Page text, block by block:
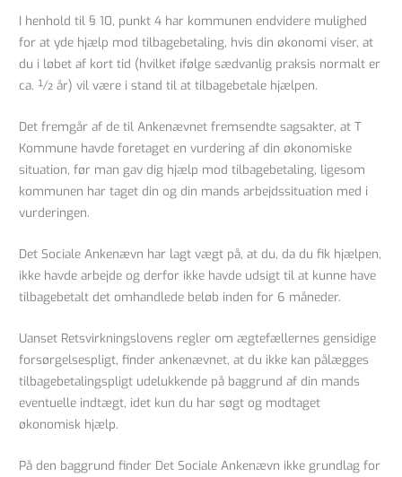
I henhold til § 10, punkt 4 har kommunen endvidere mulighed
for at yde hjælp mod tilbagebetaling, hvis din økonomi viser, at
du i løbet af kort tid (hvilket ifølge sædvanlig praksis normalt er
ca. ½ år) vil være i stand til at tilbagebetale hjælpen.
Det fremgår af de til Ankenævnet fremsendte sagsakter, at T
Kommune havde foretaget en vurdering af din økonomiske
situation, før man gav dig hjælp mod tilbagebetaling, ligesom
kommunen har taget din og din mands arbejdssituation med i
vurderingen.
Det Sociale Ankenævn har lagt vægt på, at du, da du fik hjælpen,
ikke havde arbejde og derfor ikke havde udsigt til at kunne have
tilbagebetalt det omhandlede beløb inden for 6 måneder.
Uanset Retsvirkningslovens regler om ægtefællernes gensidige
forsørgelsespligt, finder ankenævnet, at du ikke kan pålægges
tilbagebetalingspligt udelukkende på baggrund af din mands
eventuelle indtægt, idet kun du har søgt og modtaget
økonomisk hjælp.
På den baggrund finder Det Sociale Ankenævn ikke grundlag for